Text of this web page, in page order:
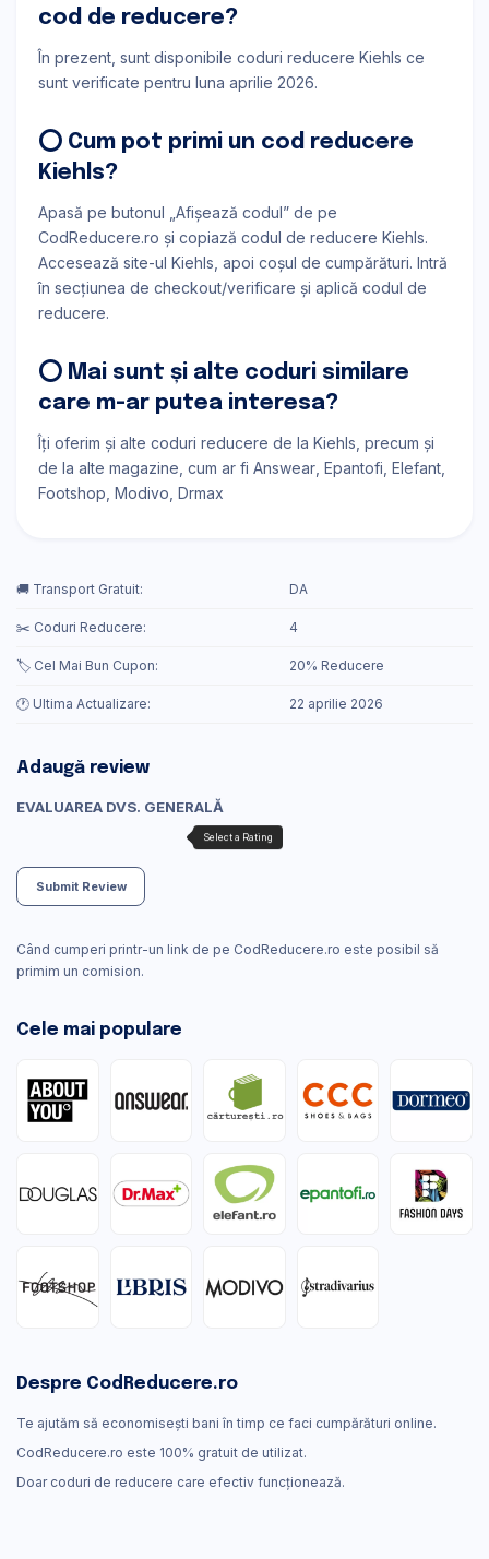
cod de reducere?
În prezent, sunt disponibile coduri reducere Kiehls ce
sunt verificate pentru luna aprilie 2026.
⭕ Cum pot primi un cod reducere
Kiehls?
Apasă pe butonul „Afișează codul” de pe
CodReducere.ro și copiază codul de reducere Kiehls.
Accesează site-ul Kiehls, apoi coșul de cumpărături. Intră
în secțiunea de checkout/verificare și aplică codul de
reducere.
⭕ Mai sunt și alte coduri similare
care m-ar putea interesa?
Îți oferim și alte coduri reducere de la Kiehls, precum și
de la alte magazine, cum ar fi Answear Epantofi Elefant
Footshop Modivo Drmax
🚚 Transport Gratuit: DA
✂️ Coduri Reducere: 4
🏷️ Cel Mai Bun Cupon: 20% Reducere
🕐 Ultima Actualizare: 22 aprilie 2026
Adaugă review
EVALUAREA DVS. GENERALĂ
Submit Review
Când cumperi printr-un link de pe CodReducere.ro este posibil să
primim un comision.
Cele mai populare
Despre CodReducere.ro
Te ajutăm să economisești bani în timp ce faci cumpărături online.
CodReducere.ro este 100% gratuit de utilizat.
Doar coduri de reducere care efectiv funcţionează.